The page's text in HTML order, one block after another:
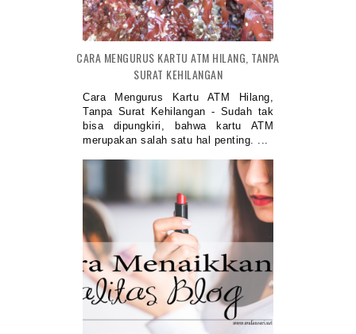
CARA MENGURUS KARTU ATM HILANG, TANPA
SURAT KEHILANGAN
Cara Mengurus Kartu ATM Hilang,
Tanpa Surat Kehilangan - Sudah tak
bisa dipungkiri, bahwa kartu ATM
merupakan salah satu hal penting. ...